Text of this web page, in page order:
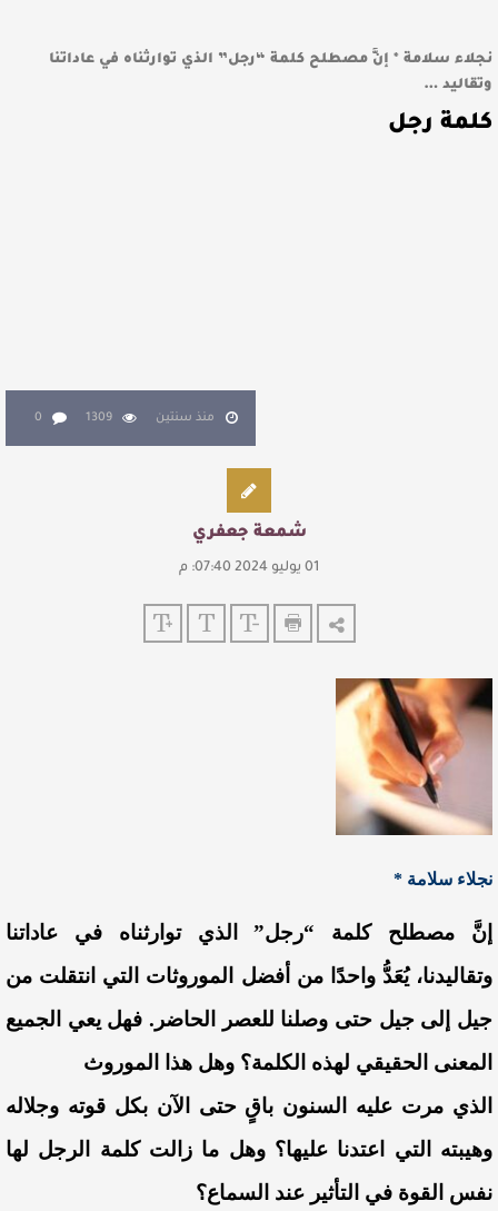
نجلاء سلامة * إنَّ مصطلح كلمة “رجل” الذي توارثناه في عاداتنا
وتقاليد …
كلمة رجل
منذ سنتين 1309
0
شمعة جعفري
01 يوليو 2024 07:40: م
نجلاء سلامة *
إنَّ مصطلح كلمة “رجل” الذي توارثناه في عاداتنا
وتقاليدنا، يُعَدُّ واحدًا من أفضل الموروثات التي انتقلت من
جيل إلى جيل حتى وصلنا للعصر الحاضر. فهل يعي الجميع
المعنى الحقيقي لهذه الكلمة؟ وهل هذا الموروث
الذي مرت عليه السنون باقٍ حتى الآن بكل قوته وجلاله
وهيبته التي اعتدنا عليها؟ وهل ما زالت كلمة الرجل لها
نفس القوة في التأثير عند السماع؟